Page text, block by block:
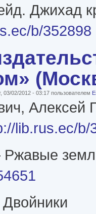
Джихад
b/352898
03/02/2012 - 03:17 пользователем
Алексей
lib.rus.ec/b/